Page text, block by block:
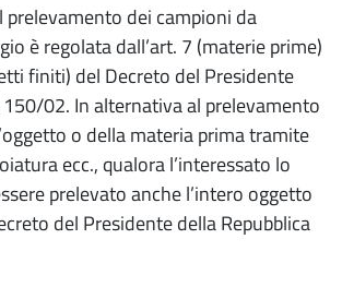
prelevamento dei campioni da
è regolata dall’art. 7 (materie prime)
finiti) del Decreto del Presidente
150/02. In alternativa al prelevamento
o della materia prima tramite
ecc., qualora l’interessato lo
prelevato anche l’intero oggetto
del Presidente della Repubblica